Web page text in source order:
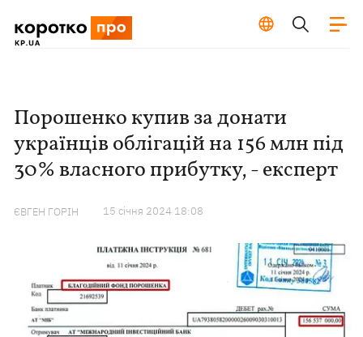
Порошенко купив за донати
українців облігацій на 156 млн під
30% власного прибутку, - експерт
ЄВГЕН ГОРІН 15 сiчня 2024 18:08